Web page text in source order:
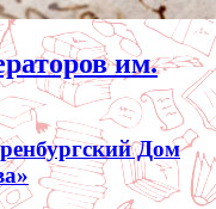
им.
Дом